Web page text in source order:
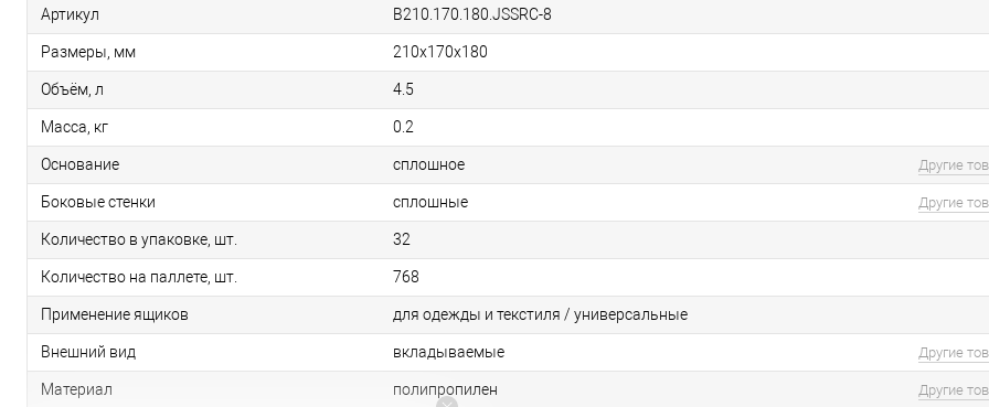
Артикул B210.170.180.JSSRC-8
Размеры, мм 210х170х180
Объём, л 4.5
Масса, кг 0.2
Основание сплошное Другие
Боковые стенки сплошные Другие
Количество в упаковке, шт. 32
Количество на паллете, шт. 768
Применение ящиков для одежды и текстиля / универсальные
Внешний вид вкладываемые Другие
Материал полипропилен Другие